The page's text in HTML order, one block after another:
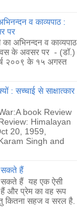
व काव्यपाठ :
पर
का अभिनन्दन व काव्यपाठ
के अवसर पर - (डॉ.)
२००९ के १५ अगस्त
: सच्चाई से साक्षात्कार
book Review
Himalayan
20, 1959,
Singh and
सकते हैं
सकते हैं यह एक ऐसी
और प्रेम का वह रूप
कितना सहज व सरल है.